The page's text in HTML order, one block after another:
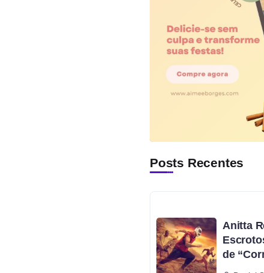
Posts Recentes
Anitta
de